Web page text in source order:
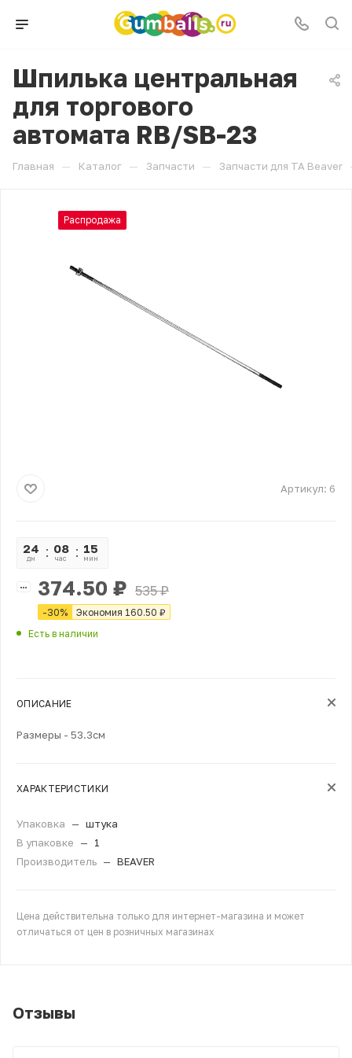
Шпилька центральная
для торгового
автомата RB/SB-23
Главная — Каталог — Запчасти — Запчасти для ТА Beaver
Распродажа
Артикул: 6
24
дн
08
час
15
мин
374.50 ₽ 535₽
-30% Экономия 160.50 ₽
Есть в наличии
ОПИСАНИЕ
Размеры - 53.3см
ХАРАКТЕРИСТИКИ
Упаковка — штука
В упаковке
—
1
Производитель — BEAVER
Цена действительна только для интернет-магазина и может
отличаться от цен в розничных магазинах
Отзывы